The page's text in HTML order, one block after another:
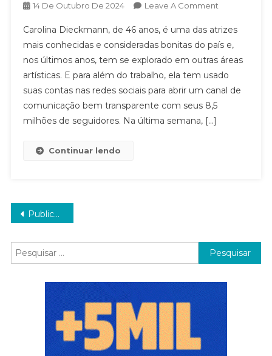
14 De Outubro De 2024 Leave A Comment
Dieckmann
Fala
Sobre
Críticas
De
Carolina Dieckmann, de 46 anos, é uma das atrizes
mais conhecidas e consideradas bonitas do país e,
nos últimos anos, tem se explorado em outras áreas
artísticas. E para além do trabalho, ela tem usado
suas contas nas redes sociais para abrir um canal de
comunicação bem transparente com seus 8,5
milhões de seguidores. Na última semana, […]
Continuar lendo
Navegação
por
posts
Publicações mais antigas
Pesquisar
por: